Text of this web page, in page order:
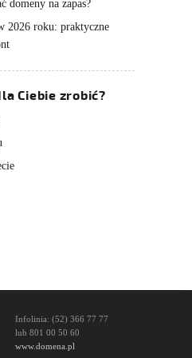
domeny na zapas?
2026 roku: praktyczne
Ciebie zrobić?
Infolinia: (52) 366 77 77
lub 801 00 50 60
www.domena.pl